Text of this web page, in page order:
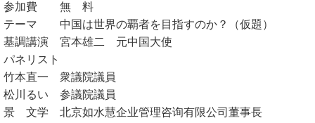
参加費 無 料
テーマ 中国は世界の覇者を目指すのか？（仮題）
基調講演 宮本雄二 元中国大使
パネリスト
竹本直一 衆議院議員
松川るい 参議院議員
景 文学 北京如水慧企业管理咨询有限公司董事長